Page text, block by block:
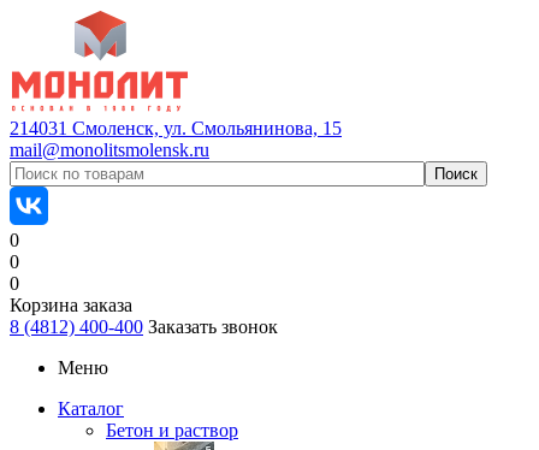
214031 Смоленск, ул. Смольянинова, 15
mail@monolitsmolensk.ru
0
0
0
Корзина заказа
8 (4812) 400-400 Заказать звонок
Меню
Каталог
Бетон и раствор